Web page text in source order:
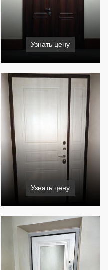
Узнать цену
Узнать цену